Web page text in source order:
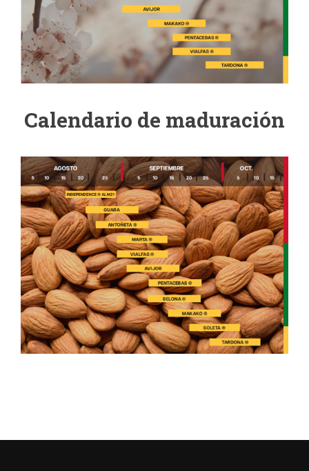
Calendario de maduración